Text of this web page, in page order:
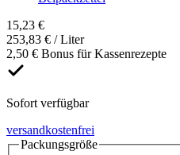
15,23 €
253,83 € / Liter
2,50 € Bonus für Kassenrezepte
Sofort verfügbar
versandkostenfrei
Packungsgröße